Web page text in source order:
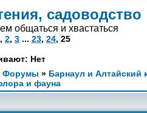
садоводство
общаться и хвастаться
, 2, 3 ... 23, 24, 25
Нет
Форумы » Барнаул и Алтайский
и фауна